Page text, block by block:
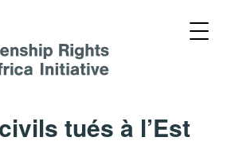
tués à l’Est